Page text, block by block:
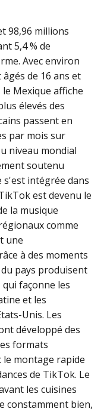
98,96 millions
5,4 % de
Avec environ
de 16 ans et
Mexique affiche
élevés des
passent en
par mois sur
niveau mondial
soutenu
intégrée dans
est devenu le
la musique
comme
une
à des moments
pays produisent
façonne les
et les
Unis. Les
développé des
formats
montage rapide
de TikTok. Le
les cuisines
constamment bien,